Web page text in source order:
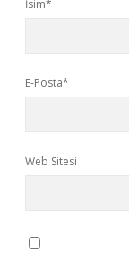
İsim*
E-Posta*
Web Sitesi